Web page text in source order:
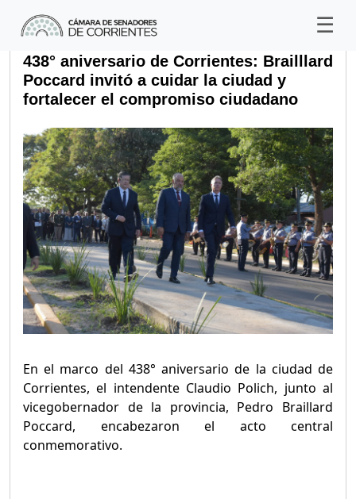
438° aniversario de Corrientes: Brailllard
Poccard invitó a cuidar la ciudad y
fortalecer el compromiso ciudadano
En el marco del 438° aniversario de la ciudad de
Corrientes, el intendente Claudio Polich, junto al
vicegobernador de la provincia, Pedro Braillard
Poccard, encabezaron el acto central
conmemorativo.